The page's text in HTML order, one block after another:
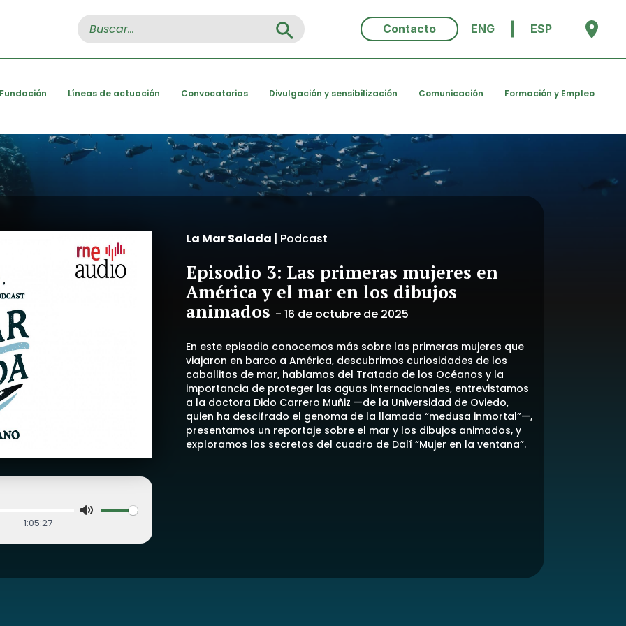
Search
for:
Search Button
Contacto
ENG ESP
Líneas de actuación Convocatorias Divulgación y sensibilización Comunicación Formación y Empleo
La Mar Salada | Podcast
Episodio 3: Las primeras mujeres en
América y el mar en los dibujos
animados - 16 de octubre de 2025
En este episodio conocemos más sobre las primeras mujeres que
viajaron en barco a América, descubrimos curiosidades de los
caballitos de mar, hablamos del Tratado de los Océanos y la
importancia de proteger las aguas internacionales, entrevistamos
a la doctora Dido Carrero Muñiz —de la Universidad de Oviedo,
quien ha descifrado el genoma de la llamada “medusa inmortal”—,
presentamos un reportaje sobre el mar y los dibujos animados, y
exploramos los secretos del cuadro de Dalí “Mujer en la ventana”.
1:05:27